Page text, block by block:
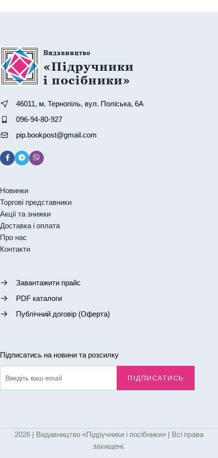
46011, м. Тернопіль, вул. Поліська, 6А
096-94-80-927
pip.bookpost@gmail.com
Новинки
Торгові представники
Акції та знижки
Доставка і оплата
Про нас
Контакти
Завантажити прайс
PDF каталоги
Публічний договір (Оферта)
Підписатись на новини та розсилку
ПІДПИСАТИСЬ
2026 | Видавництво «Підручники і посібники» | Всі права
захищені.